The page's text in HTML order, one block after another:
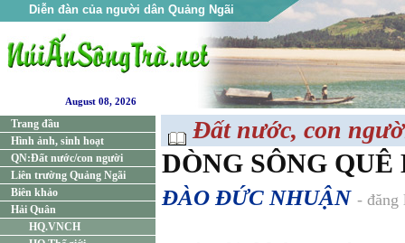
Diễn đàn của người dân Quảng Ngãi
August 08, 2026
Trang đầu
Hình ảnh, sinh hoạt
QN:Đất nước/con người
Liên trường Quảng Ngãi
Biên khảo
Hải Quân
HQ.VNCH
Đất nước, con
DÒNG SÔNG QUÊ
ĐÀO ĐỨC NHUẬN - đăng